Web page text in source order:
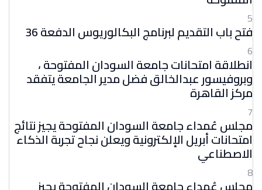
5
فتح باب التقديم لبرنامج البكالوريوس الدفعة 36
6
انطلاقة امتحانات جامعة السودان المفتوحة ،
وبروفيسور عبدالخالق فضل مدير الجامعة يتفقد
مركز القاهرة
7
مجلس عُمداء جامعة السودان المفتوحة يجيز نتائج
امتحانات أبريل الإلكترونية ويعلن نجاح تجربة الذكاء
الاصطناعي
8